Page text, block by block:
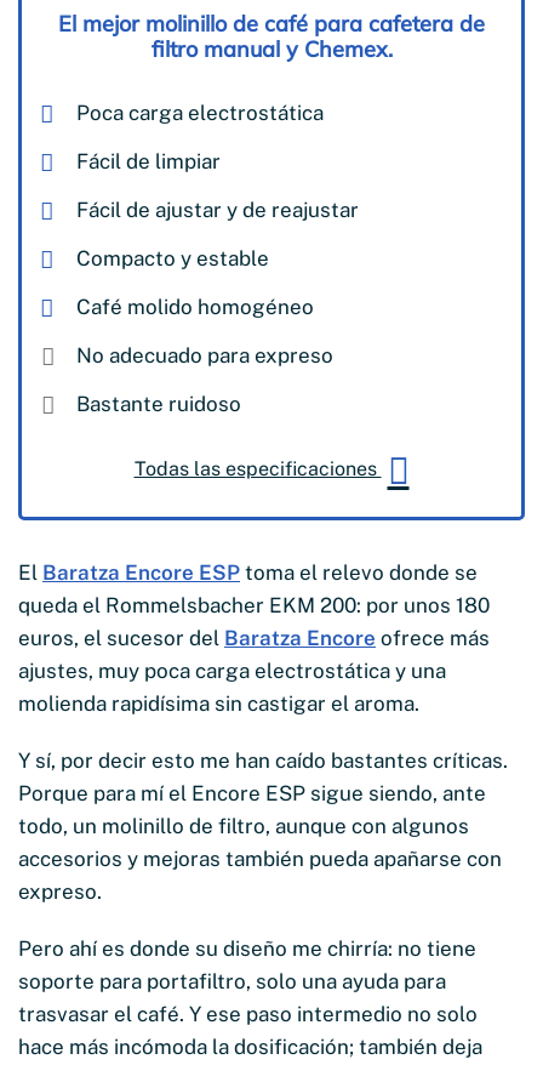
El mejor molinillo de café para cafetera de
filtro manual y Chemex.
Poca carga electrostática
Fácil de limpiar
Fácil de ajustar y de reajustar
Compacto y estable
Café molido homogéneo
No adecuado para expreso
Bastante ruidoso
Todas las especificaciones
El Baratza Encore ESP toma el relevo donde se
queda el Rommelsbacher EKM 200: por unos 180
euros, el sucesor del Baratza Encore ofrece más
ajustes, muy poca carga electrostática y una
molienda rapidísima sin castigar el aroma.
Y sí, por decir esto me han caído bastantes críticas.
Porque para mí el Encore ESP sigue siendo, ante
todo, un molinillo de filtro, aunque con algunos
accesorios y mejoras también pueda apañarse con
expreso.
Pero ahí es donde su diseño me chirría: no tiene
soporte para portafiltro, solo una ayuda para
trasvasar el café. Y ese paso intermedio no solo
hace más incómoda la dosificación; también deja